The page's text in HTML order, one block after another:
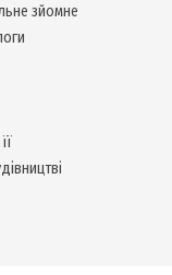
зйомне